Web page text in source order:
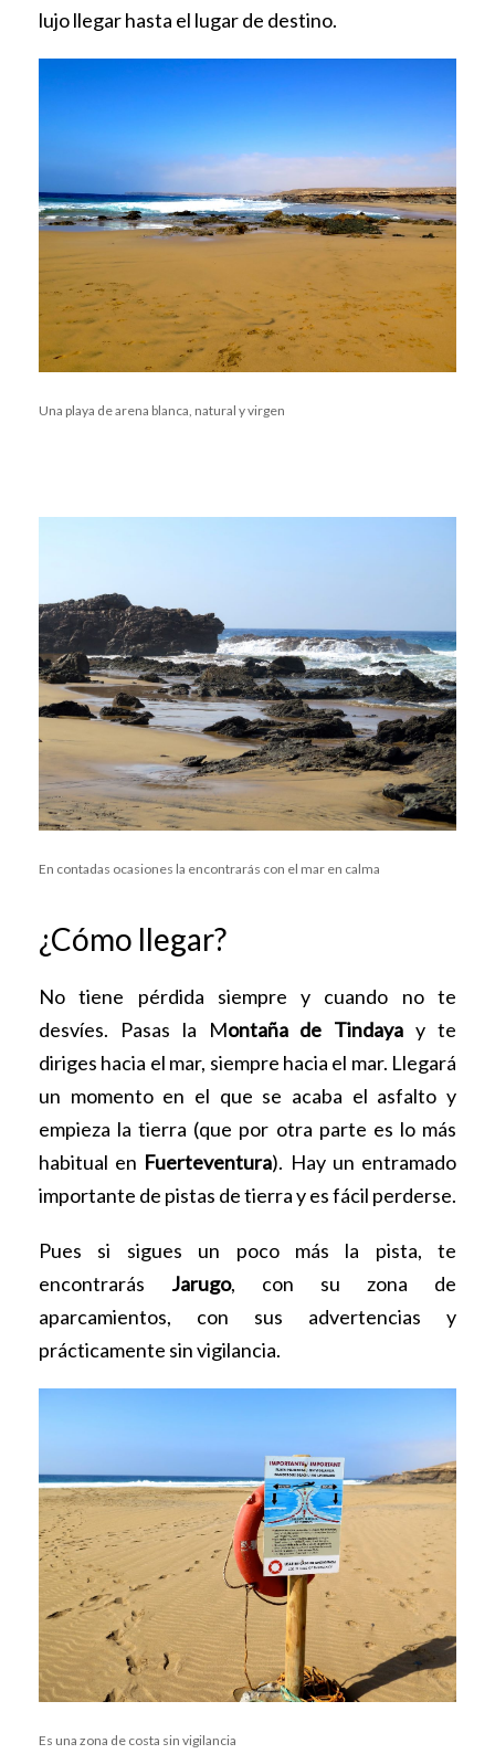
lujo llegar hasta el lugar de destino.
Una playa de arena blanca, natural y virgen
En contadas ocasiones la encontrarás con el mar en calma
¿Cómo llegar?
No tiene pérdida siempre y cuando no te
desvíes. Pasas la Montaña de Tindaya y te
diriges hacia el mar, siempre hacia el mar. Llegará
un momento en el que se acaba el asfalto y
empieza la tierra (que por otra parte es lo más
habitual en Fuerteventura). Hay un entramado
importante de pistas de tierra y es fácil perderse.
Pues si sigues un poco más la pista, te
encontrarás Jarugo, con su zona de
aparcamientos, con sus advertencias y
prácticamente sin vigilancia.
Es una zona de costa sin vigilancia